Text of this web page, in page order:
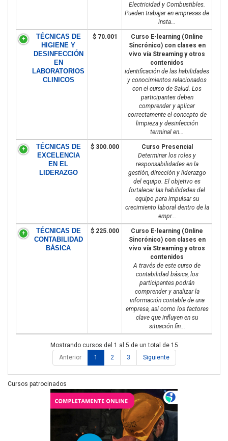
Electricidad y Combustibles.
Pueden trabajar en empresas de
insta...
TÉCNICAS DE
HIGIENE Y
DESINFECCIÓN
EN
LABORATORIOS
CLINICOS
$ 70.001
Curso E-learning (Online
Sincrónico) con clases en
vivo vía Streaming y otros
contenidos
identificación de las habilidades
y conocimientos relacionados
con el curso de Salud. Los
participantes deben
comprender y aplicar
correctamente el concepto de
limpieza y desinfección
terminal en...
TÉCNICAS DE
EXCELENCIA
EN EL
LIDERAZGO
$ 300.000
Curso Presencial
Determinar los roles y
responsabilidades en la
gestión, dirección y liderazgo
del equipo. El objetivo es
fortalecer las habilidades del
equipo para impulsar su
crecimiento laboral dentro de la
empr...
TÉCNICAS DE
CONTABILIDAD
BÁSICA
$ 225.000
Curso E-learning (Online
Sincrónico) con clases en
vivo vía Streaming y otros
contenidos
A través de este curso de
contabilidad básica, los
participantes podrán
comprender y analizar la
información contable de una
empresa, así como los factores
clave que influyen en su
situación fin...
Mostrando cursos del 1 al 5 de un total de 15
Anterior
1 2 3 Siguiente
Cursos patrocinados